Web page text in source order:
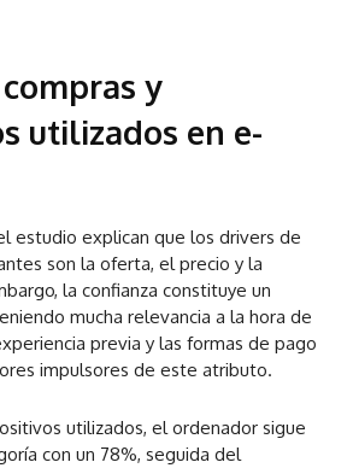
y
utilizados en e-
estudio explican que los drivers de
son la oferta, el precio y la
la confianza constituye un
mucha relevancia a la hora de
previa y las formas de pago
impulsores de este atributo.
utilizados, el ordenador sigue
con un 78%, seguida del